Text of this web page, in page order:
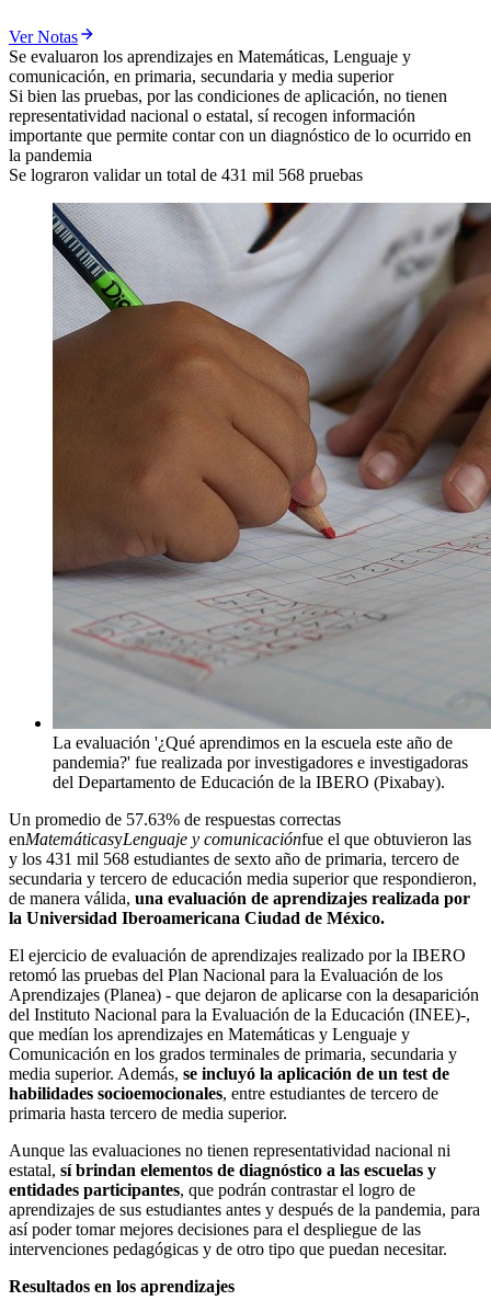
Ver Notas
Se evaluaron los aprendizajes en Matemáticas, Lenguaje y
comunicación, en primaria, secundaria y media superior
Si bien las pruebas, por las condiciones de aplicación, no tienen
representatividad nacional o estatal, sí recogen información
importante que permite contar con un diagnóstico de lo ocurrido en
la pandemia
Se lograron validar un total de 431 mil 568 pruebas
La evaluación '¿Qué aprendimos en la escuela este año de
pandemia?' fue realizada por investigadores e investigadoras
del Departamento de Educación de la IBERO (Pixabay).
Un promedio de 57.63% de respuestas correctas
enMatemáticasyLenguaje y comunicaciónfue el que obtuvieron las
y los 431 mil 568 estudiantes de sexto año de primaria, tercero de
secundaria y tercero de educación media superior que respondieron,
de manera válida, una evaluación de aprendizajes realizada por
la Universidad Iberoamericana Ciudad de México.
El ejercicio de evaluación de aprendizajes realizado por la IBERO
retomó las pruebas del Plan Nacional para la Evaluación de los
Aprendizajes (Planea) - que dejaron de aplicarse con la desaparición
del Instituto Nacional para la Evaluación de la Educación (INEE)-,
que medían los aprendizajes en Matemáticas y Lenguaje y
Comunicación en los grados terminales de primaria, secundaria y
media superior. Además, se incluyó la aplicación de un test de
habilidades socioemocionales, entre estudiantes de tercero de
primaria hasta tercero de media superior.
Aunque las evaluaciones no tienen representatividad nacional ni
estatal, sí brindan elementos de diagnóstico a las escuelas y
entidades participantes, que podrán contrastar el logro de
aprendizajes de sus estudiantes antes y después de la pandemia, para
así poder tomar mejores decisiones para el despliegue de las
intervenciones pedagógicas y de otro tipo que puedan necesitar.
Resultados en los aprendizajes